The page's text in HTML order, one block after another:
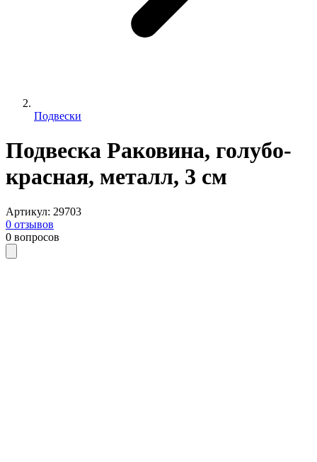
Подвески
Подвеска Раковина, голубо-
красная, металл, 3 см
Артикул: 29703
0 отзывов
0 вопросов